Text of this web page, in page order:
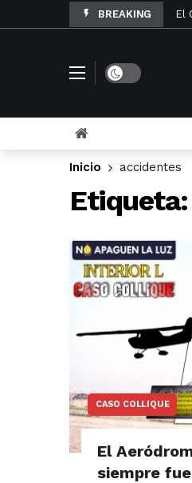
BREAKING El
La
Inicio accidentes
Etiqueta:
CASO COLLIQUE
El
siempre